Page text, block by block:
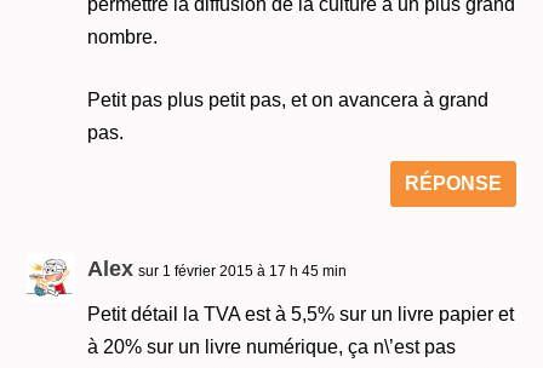
nombre.
Petit pas plus petit pas, et on avancera à grand
pas.
RÉPONSE
Alex sur 1 février 2015 à 17 h 45 min
Petit détail la TVA est à 5,5% sur un livre papier et
à 20% sur un livre numérique, ça n\’est pas